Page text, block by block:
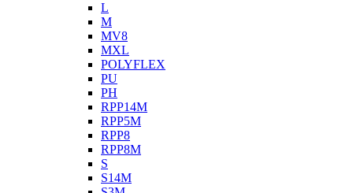
L
M
MV8
MXL
POLYFLEX
PU
PH
RPP14M
RPP5M
RPP8
RPP8M
S
S14M